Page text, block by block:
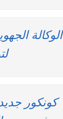
الوكالة
كونكور